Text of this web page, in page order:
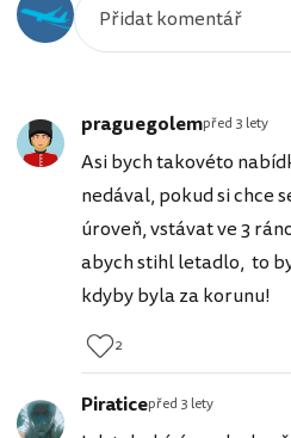
praguegolempřed 3 lety
Asi bych takovéto
nedával, pokud si chce
úroveň, vstávat ve 3
abych stihl letadlo, to
kdyby byla za korunu!
2
Piraticepřed 3 lety